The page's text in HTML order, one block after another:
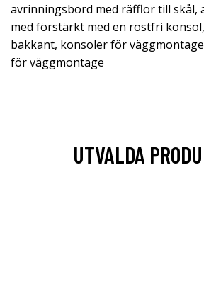
avrinningsbord med räfflor till skål,
med förstärkt med en rostfri
bakkant, konsoler för
för väggmontage
UTVALDA